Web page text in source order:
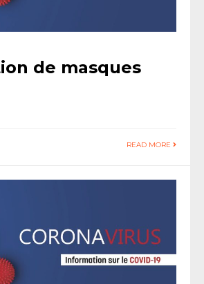
de masques
READ MORE